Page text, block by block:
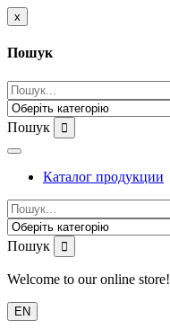
x
Пошук
Пошук
Каталог продукции
Пошук
Welcome to our online store!
EN